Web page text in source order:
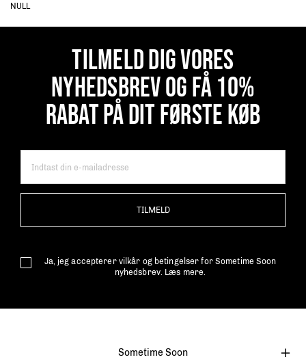
NULL
TILMELD DIG VORES
NYHEDSBREV OG FÅ 10%
RABAT PÅ DIT FØRSTE KØB
TILMELD
Ja, jeg accepterer vilkår og betingelser for Sometime Soon
nyhedsbrev. Læs mere.
Sometime Soon